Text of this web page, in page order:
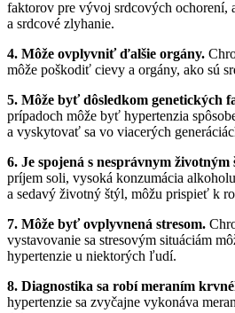
faktorov pre vývoj srdcových ochorení,
a srdcové zlyhanie.
4. Môže ovplyvniť ďalšie orgány.
môže poškodiť cievy a orgány, ako sú
5. Môže byť dôsledkom genetických
prípadoch môže byť hypertenzia
a vyskytovať sa vo viacerých
6. Je spojená s nesprávnym životným
príjem soli, vysoká konzumácia
a sedavý životný štýl, môžu prispieť k
7. Môže byť ovplyvnená stresom.
vystavovanie sa stresovým situáciám
hypertenzie u niektorých ľudí.
8. Diagnostika sa robí meraním
hypertenzie sa zvyčajne vykonáva